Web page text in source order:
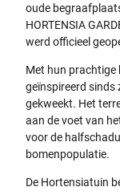
oude
HORTENSIA
werd officieel
Met hun prachtige
geïnspireerd sinds
gekweekt. Het
aan de voet van
voor de
bomenpopulatie.
De Hortensiatuin